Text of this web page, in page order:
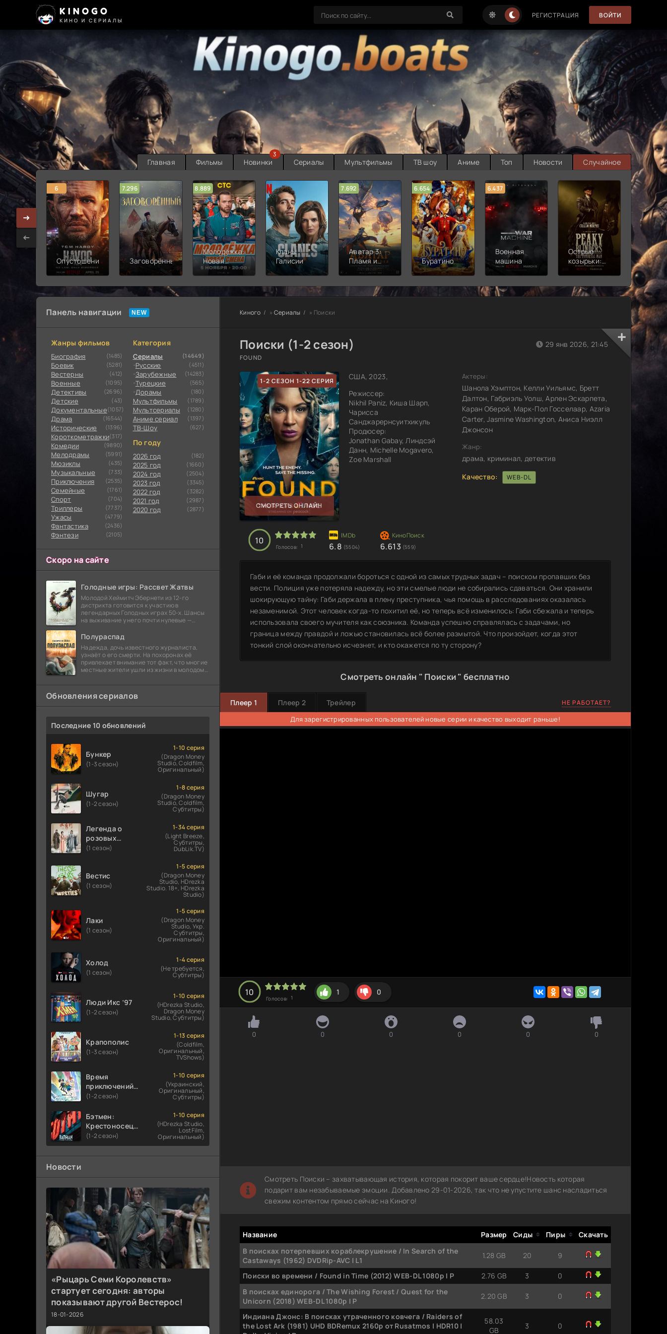
KINOGO
КИНО И СЕРИАЛЫ
РЕГИСТРАЦИЯ ВОЙТИ
Главная Фильмы Новинки
3
Сериалы Мультфильмы ТВ шоу Аниме Топ Новости Случайное
6
Опустошение
7.296
Заговорённый
8.889
Молодёжка:
Новая
смена
Кланы
Галисии
7.692
Аватар 3:
Пламя и
пепел
6.654
Буратино
6.437
Военная
машина
Острые
козырьки:
Бессмертный
7.187
2
Панель навигации
Жанры фильмов
Биография (1485)
Боевик (5281)
Вестерны (412)
Военные (1095)
Детективы (2696)
Детские (43)
Документальные(1057)
Драма (16544)
Исторические (1396)
Короткометражки(317)
Комедии (9890)
Мелодрамы (5991)
Мюзиклы (435)
Музыкальные (733)
Приключения (2535)
Семейные (1761)
Cпорт (704)
Триллеры (7737)
Ужасы (4779)
Фантастика (2436)
Фэнтези (2105)
Категория
Сериалы (14649)
Русские (4511)
Зарубежные (14283)
Турецкие (565)
Дорамы (180)
Мультфильмы (1789)
Мультсериалы (1280)
Аниме сериал (1397)
ТВ-Шоу (627)
По году
2026 год (182)
2025 год (1660)
2024 год (2504)
2023 год (3345)
2022 год (3282)
2021 год (2987)
2020 год (2877)
Скоро на сайте
Голодные игры: Рассвет Жатвы
Молодой Хеймитч Эбернети из 12-го
дистрикта готовится к участию в
легендарных Голодных играх 50-х. Шансы
на выживание у него почти нулевые —
победу еще сорок
Полураспад
Надежда, дочь известного журналиста,
узнаёт о его смерти. На похоронах её
привлекает внимание тот факт, что многие
местные жители ушли из жизни в молодом
бомбы
Обновления сериалов
Последние 10 обновлений
Бункер
(1-3 сезон)
1-10 серия
(Dragon Money
Studio, Coldfilm,
Оригинальный)
Шугар
(1-2 сезон)
1-8 серия
(Dragon Money
Studio, Coldfilm,
Субтитры)
Легенда о
розовых
облаках
(1 сезон)
1-34 серия
(Light Breeze,
Субтитры,
DubLik.TV)
Вестис
(1 сезон)
1-5 серия
(Dragon Money
Studio, HDrezka
Studio. 18+, HDrezka
Studio)
Лаки
(1 сезон)
1-5 серия
(Dragon Money
Studio, Укр.
Субтитры,
Оригинальный)
Холод
(1 сезон)
1-4 серия
(Не требуется,
Субтитры)
Люди Икс ’97
(1-2 сезон)
1-10 серия
(HDrezka Studio,
Dragon Money
Studio, Субтитры)
Крапополис
(1-3 сезон)
1-13 серия
(Coldfilm,
Оригинальный,
TVShows)
Время
приключений:
Фионна и Кейк
(1-2 сезон)
1-10 серия
(Украинский,
Оригинальный,
Субтитры)
Бэтмен:
Крестоносец в
плаще
(1-2 сезон)
1-10 серия
(HDrezka Studio,
LostFilm,
Оригинальный)
Новости
«Рыцарь Семи Королевств»
стартует сегодня: авторы
показывают другой Вестерос!
18-01-2026
Киного » Сериалы » Поиски
Поиски (1-2 сезон)
FOUND
1-2 СЕЗОН 1-22 СЕРИЯ
СМОТРЕТЬ ОНЛАЙН
США, 2023,
Режиссер:
Nikhil Paniz, Киша Шарп,
Чарисса
Санджарернсуитхикуль
Продюсер:
Jonathan Gabay, Линдсэй
Данн, Michelle Mogavero,
Zoe Marshall
29 янв 2026, 21:45
Актеры:
Шанола Хэмптон, Келли Уильямс, Бретт
Далтон, Габриэль Уолш, Арлен Эскарпета,
Каран Оберой, Марк-Пол Госселаар, Azaria
Carter, Jasmine Washington, Аниса Ниэлл
Джонсон
Жанр:
драма, криминал, детектив
Качество:
WEB-DL
10
Голосов: 1 6.8 (5504) 6.613 (559)
Габи и её команда продолжали бороться с одной из самых трудных задач – поиском пропавших без
вести. Полиция уже потеряла надежду, но эти смелые люди не собирались сдаваться. Они хранили
шокирующую тайну: Габи держала в плену преступника, чья помощь в расследованиях оказалась
незаменимой. Этот человек когда-то похитил её, но теперь всё изменилось: Габи сбежала и теперь
использовала своего мучителя как союзника. Команда успешно справлялась с задачами, но
граница между правдой и ложью становилась всё более размытой. Что произойдет, когда этот
тонкий слой окончательно исчезнет, и кто окажется по ту сторону?
Смотреть онлайн " Поиски " бесплатно
Плеер 1 Плеер 2 Трейлер НЕ РАБОТАЕТ?
Для зарегистрированных пользователей новые серии и качество выходит раньше!
10
Голосов: 1
1 0
0 0 0 0 0 0
Смотреть Поиски – захватывающая история, которая покорит ваше сердце!Новость которая
подарит вам незабываемые эмоции. Добавлено 29-01-2026, так что не упустите шанс насладиться
свежим контентом прямо сейчас на Киного!
Название Размер Сиды Пиры
Скачать
В поисках потерпевших кораблекрушение / In Search of the
Castaways (1962) DVDRip-AVC | L1
1.28 GB 20 9
Поиски во времени / Found in Time (2012) WEB-DL 1080p | P 2.76 GB 3
0
В поисках единорога / The Wishing Forest / Quest for the
Unicorn (2018) WEB-DL 1080p | P
2.20 GB 3 0
Индиана Джонс: В поисках утраченного ковчега / Raiders of
the Lost Ark (1981) UHD BDRemux 2160p от Rusatmos | HDR10 |
58.03
GB
3 0